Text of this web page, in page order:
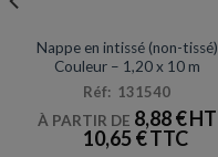
Nappe en intissé (non-tissé)
Couleur – 1,20 x 10 m
Réf: 131540
À PARTIR DE 8,88€
10,65€